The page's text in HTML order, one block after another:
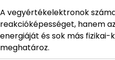
A vegyértékelektronok
reakcióképességet, hanem
energiáját és sok más fizikai-
meghatároz.